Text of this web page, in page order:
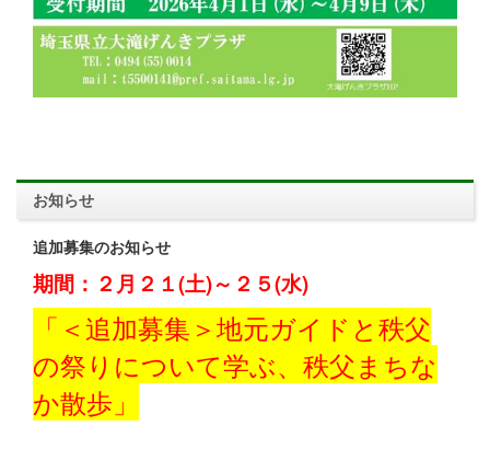
お知らせ
追加募集のお知らせ
期間：２月２１(土)～２５(水)
「＜追加募集＞地元ガイドと秩父
の祭りについて学ぶ、秩父まちな
か散歩」